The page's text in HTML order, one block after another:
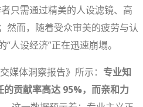
只需通过精美的人设滤镜、高
然而，随着受众审美的疲劳与认
人设经济”正在迅速崩塌。
媒体洞察报告》所示： 专业知
贡献率高达 95%，而亲和力